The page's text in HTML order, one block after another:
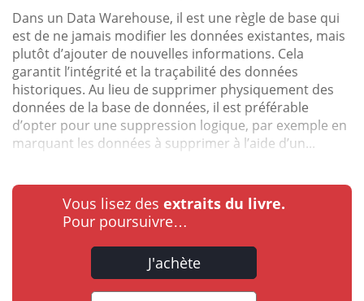
Dans un Data Warehouse, il est une règle de base qui
est de ne jamais modifier les données existantes, mais
plutôt d’ajouter de nouvelles informations. Cela
garantit l’intégrité et la traçabilité des données
historiques. Au lieu de supprimer physiquement des
données de la base de données, il est préférable
d’opter pour une suppression logique, par exemple en
marquant les données à supprimer à l’aide d’un...
Vous lisez des extraits du livre.
Pour poursuivre…
J'achète